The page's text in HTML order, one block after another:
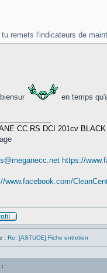
remets l'indicateurs de
en temps
CC RS DCI 201cv
https://
www.facebook.com/
: Re: [ASTUCE] Fiche entretien
: